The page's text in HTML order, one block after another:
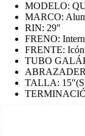
MODELO:
MARCO:
RIN: 29″
FRENO:
FRENTE:
TUBO
TALLA: